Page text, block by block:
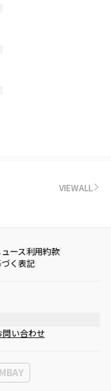
VIEWALL
ース利用約款
く表記
(三成洞、coex)
問い合わせ